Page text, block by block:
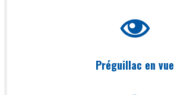
Préguillac en vue